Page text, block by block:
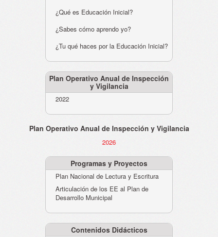
¿Qué es Educación Inicial?
¿Sabes cómo aprendo yo?
¿Tu qué haces por la Educación Inicial?
Plan Operativo Anual de Inspección
y Vigilancia
2022
Plan Operativo Anual de Inspección y Vigilancia
2026
Programas y Proyectos
Plan Nacional de Lectura y Escritura
Articulación de los EE al Plan de
Desarrollo Municipal
Contenidos Didácticos